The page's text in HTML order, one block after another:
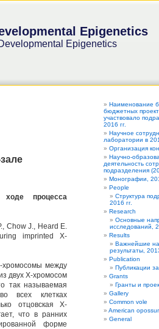
Epigenetics
Epigenetics
ходе процесса
Chow J., Heard E.
imprinted X-
хромосомы между
двух Х-хромосом
так называемая
всех клетках
отцовская Х-
что в ранних
форме
Наименование
бюджетных
участвовало
2016 гг.
Научное
лаборатории в
Организация
Научно-
деятельность
подразделения
Монографии,
People
Структура
2016 гг.
Research
Основные
исследований,
Results
Важнейшие
результаты,
Publication
Публикации
Grants
Гранты и
Gallery
Common vole
American
General